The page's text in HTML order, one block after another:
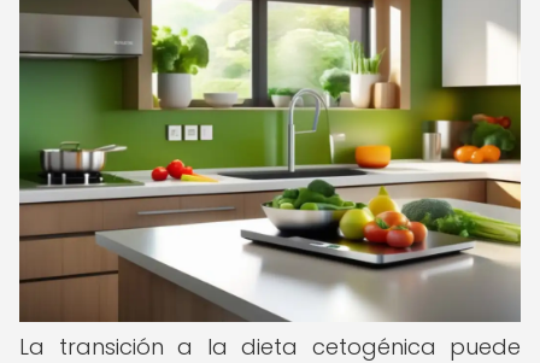
La transición a la dieta cetogénica puede